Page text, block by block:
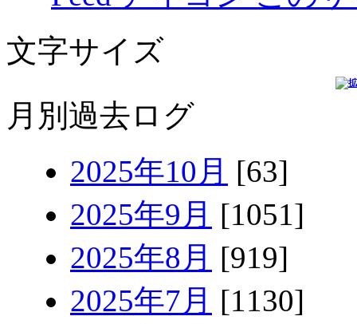
文字サイズ
月別過去ログ
2025年10月 [63]
2025年9月 [1051]
2025年8月 [919]
2025年7月 [1130]